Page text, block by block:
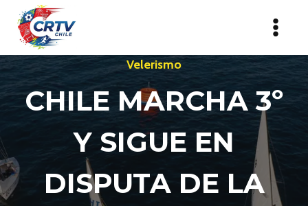
Saltar
contenido
Velerismo
CHILE MARCHA 3º
Y SIGUE EN
DISPUTA DE LA